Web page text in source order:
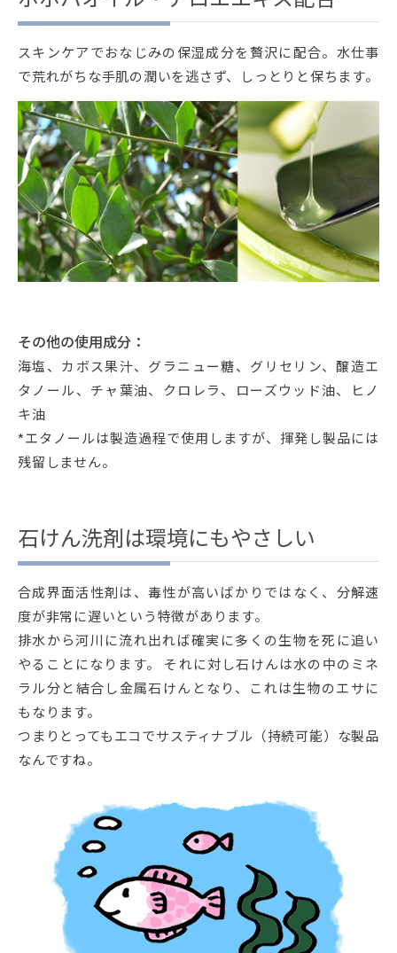
スキンケアでおなじみの保湿成分を贅沢に配合。水仕事
で荒れがちな手肌の潤いを逃さず、しっとりと保ちます。
その他の使用成分：
海塩、カボス果汁、グラニュー糖、グリセリン、醸造エ
タノール、チャ葉油、クロレラ、ローズウッド油、ヒノ
キ油
*エタノールは製造過程で使用しますが、揮発し製品には
残留しません。
石けん洗剤は環境にもやさしい
合成界面活性剤は、毒性が高いばかりではなく、分解速
度が非常に遅いという特徴があります。
排水から河川に流れ出れば確実に多くの生物を死に追い
やることになります。 それに対し石けんは水の中のミネ
ラル分と結合し金属石けんとなり、これは生物のエサに
もなります。
つまりとってもエコでサスティナブル（持続可能）な製品
なんですね。